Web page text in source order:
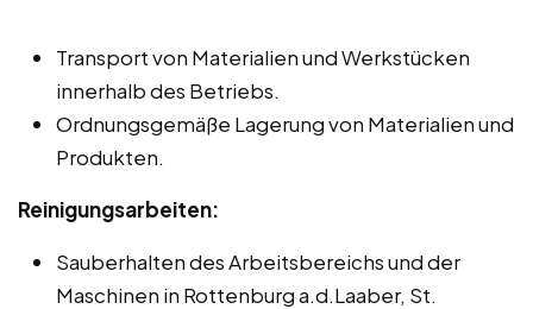
Transport von Materialien und Werkstücken
innerhalb des Betriebs.
Ordnungsgemäße Lagerung von Materialien und
Produkten.
Reinigungsarbeiten:
Sauberhalten des Arbeitsbereichs und der
Maschinen in Rottenburg a.d.Laaber, St.